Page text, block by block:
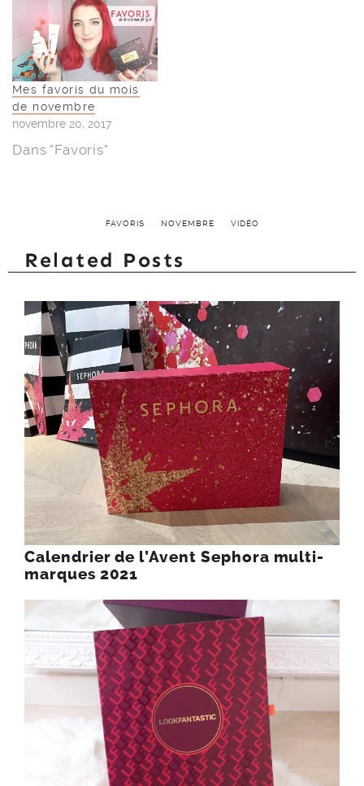
Mes favoris du mois
de novembre
novembre 20, 2017
Dans "Favoris"
FAVORIS NOVEMBRE VIDÉO
Related Posts
Calendrier de l’Avent Sephora multi-
marques 2021